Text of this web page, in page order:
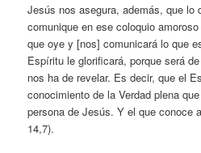
Jesús nos asegura, además, que lo
comunique en ese coloquio
que oye y [nos] comunicará lo que
Espíritu le glorificará, porque será
nos ha de revelar. Es decir, que el
conocimiento de la Verdad plena
persona de Jesús. Y el que conoce
14,7).